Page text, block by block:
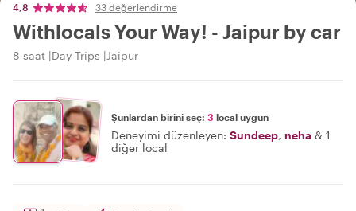
4,8 33 değerlendirme
Withlocals Your Way! - Jaipur by car
8 saat Day Trips Jaipur
Şunlardan birini seç: 3 local uygun
Deneyimi düzenleyen: Sundeep, neha & 1
diğer local